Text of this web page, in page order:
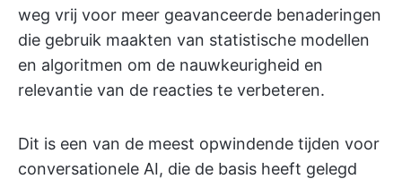
weg vrij voor meer geavanceerde benaderingen
die gebruik maakten van statistische modellen
en algoritmen om de nauwkeurigheid en
relevantie van de reacties te verbeteren.
Dit is een van de meest opwindende tijden voor
conversationele AI, die de basis heeft gelegd